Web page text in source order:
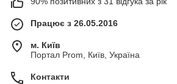
Працює з 26.05.2016
м. Київ
Портал Prom, Київ, Україна
Контакти